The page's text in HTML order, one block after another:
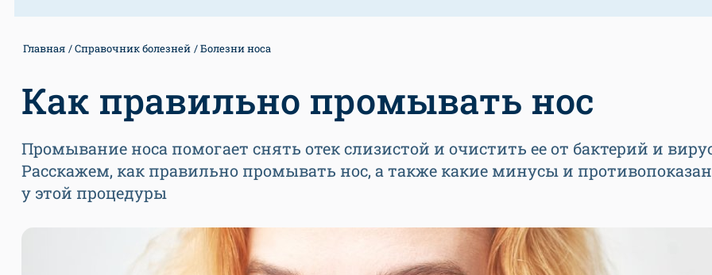
Главная Справочник болезней Болезни носа
Как правильно промывать нос
Промывание носа помогает снять отек слизистой и очистить ее от бактерий и
Расскажем, как правильно промывать нос, а также какие минусы и
у этой процедуры